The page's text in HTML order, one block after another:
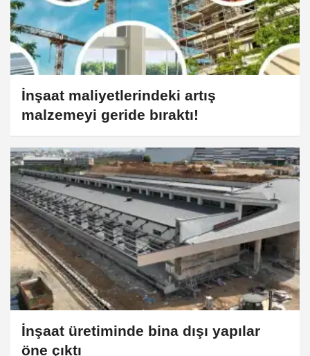
İnşaat maliyetlerindeki artış
malzemeyi geride bıraktı!
İnşaat üretiminde bina dışı yapılar
öne çıktı